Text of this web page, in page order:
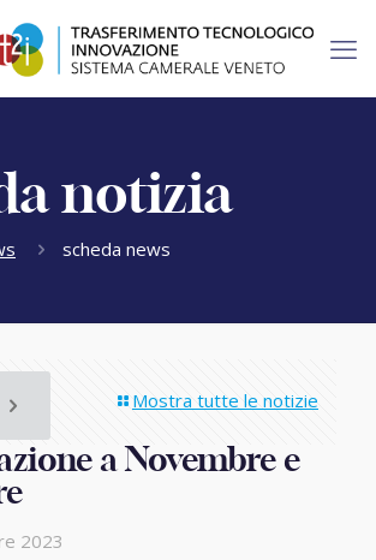
notizia
scheda news
Mostra tutte le notizie
a Novembre e
2023